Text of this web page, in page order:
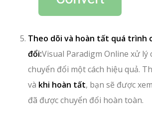
Theo dõi và hoàn tất quá trình
đổi:Visual Paradigm Online xử lý
chuyển đổi một cách hiệu quả.
và khi hoàn tất, bạn sẽ được
đã được chuyển đổi hoàn toàn.